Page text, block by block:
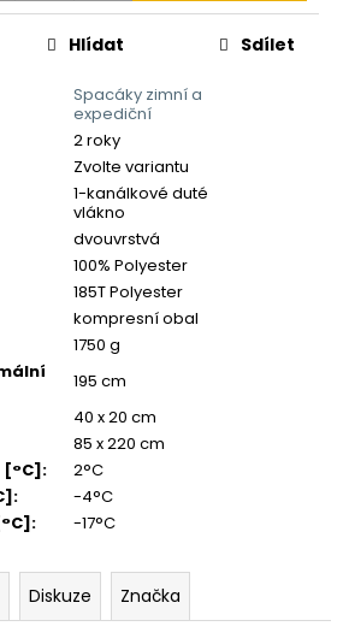
Spacáky zimní a
expediční
2 roky
Zvolte variantu
1-kanálkové duté
vlákno
dvouvrstvá
100% Polyester
185T Polyester
kompresní obal
1750 g
195 cm
40 x 20 cm
85 x 220 cm
:
2°C
:
-4°C
: -17°C
Hlídat Sdílet
Diskuze Značka